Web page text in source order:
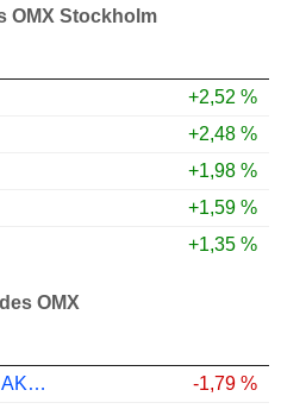
OMX Stockholm
+2,52 %
+2,48 %
+1,98 %
+1,59 %
+1,35 %
OMX
SVENSKA CELLULOSA AKTIEBOLAGET SCA
-1,79 %